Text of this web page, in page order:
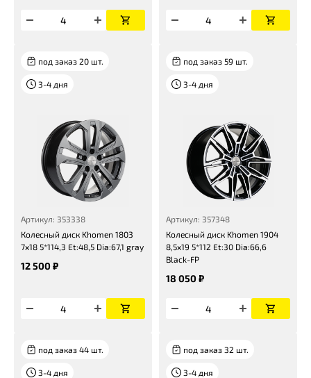
под заказ 20 шт.
3-4 дня
Артикул: 353338
Колесный диск Khomen 1803
7x18 5*114,3 Et:48,5 Dia:67,1 gray
12 500 ₽
под заказ 59 шт.
3-4 дня
Артикул: 357348
Колесный диск Khomen 1904
8,5x19 5*112 Et:30 Dia:66,6
Black-FP
18 050 ₽
под заказ 44 шт.
3-4 дня
под заказ 32 шт.
3-4 дня